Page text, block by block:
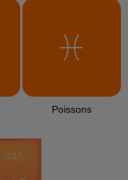
Poissons